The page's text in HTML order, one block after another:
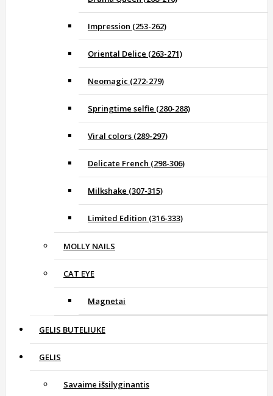
Impression (253-262)
Oriental Delice (263-271)
Neomagic (272-279)
Springtime selfie (280-288)
Viral colors (289-297)
Delicate French (298-306)
Milkshake (307-315)
Limited Edition (316-333)
MOLLY NAILS
CAT EYE
Magnetai
GELIS BUTELIUKE
GELIS
Savaime išsilyginantis